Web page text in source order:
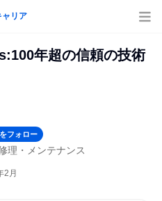
ャリア
年超の信頼の技術
フォロー
理・メンテナンス
2月